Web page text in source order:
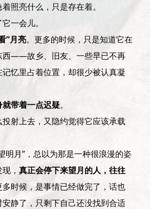
照亮什么，只是存在着。
一会儿。
”月亮。更多的时候，只是知道它在
西——故乡、旧友、一些早已不再
忆里占着位置，却很少被认真凝
带着一点迟疑。
射上去，又隐约觉得它应该承载
明月”，总以为那是一种很浪漫的姿
现，真正会停下来望月的人，往往
多时候，是事情已经做完了，话也
静了，只剩下自己还没找到合适